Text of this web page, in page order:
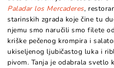
Paladar los Mercaderes,
starinskih zgrada koje čine tu
njemu smo naručili smo filete
kriške pečenog krompira i
ukiseljenog ljubičastog luka i
pivom. Tanja je odabrala svetlo